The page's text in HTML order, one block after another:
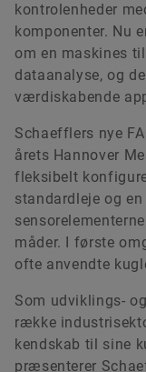
kontrolenheder
komponenter. Nu
om en maskines
dataanalyse, og
værdiskabende
Schaefflers nye
årets Hannover
fleksibelt
standardleje og
måder. I første
ofte anvendte
Som udviklings-
række
kendskab til sine
præsenterer